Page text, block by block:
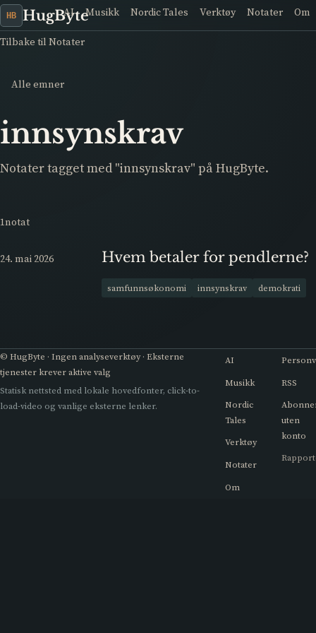
HB HugByte
AI Musikk Nordic Tales Verktøy Notater Om
Tilbake til Notater
Alle emner
innsynskrav
Notater tagget med "innsynskrav" på HugByte.
1notat
24. mai 2026 Hvem betaler for pendlerne?
samfunnsøkonomi innsynskrav demokrati
© HugByte · Ingen analyseverktøy · Eksterne
tjenester krever aktive valg
Statisk nettsted med lokale hovedfonter, click-to-
load-video og vanlige eksterne lenker.
AI
Musikk
Nordic
Tales
Verktøy
Notater
Om
RSS
uten
konto